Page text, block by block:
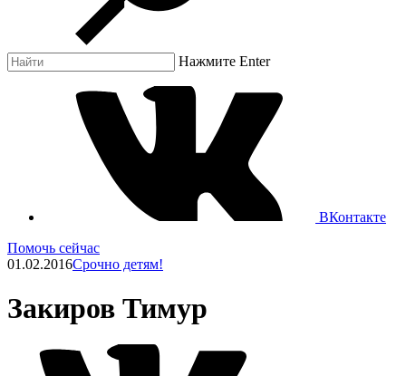
Нажмите Enter
ВКонтакте
Помочь сейчас
01.02.2016Срочно детям!
Закиров Тимур